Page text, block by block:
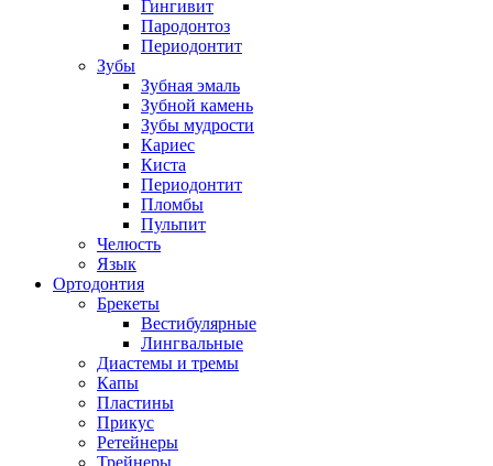
Гингивит
Пародонтоз
Периодонтит
Зубы
Зубная эмаль
Зубной камень
Зубы мудрости
Кариес
Киста
Периодонтит
Пломбы
Пульпит
Челюсть
Язык
Ортодонтия
Брекеты
Вестибулярные
Лингвальные
Диастемы и тремы
Капы
Пластины
Прикус
Ретейнеры